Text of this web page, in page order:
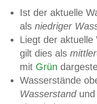
Ist der aktuelle
als niedriger
Liegt der
gilt dies als
mit Grün
Wasserstände
Wasserstandund